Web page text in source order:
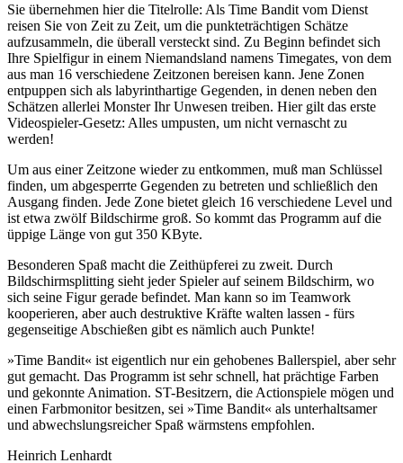
Sie übernehmen hier die Titelrolle: Als Time Bandit vom Dienst
reisen Sie von Zeit zu Zeit, um die punkteträchtigen Schätze
aufzusammeln, die überall versteckt sind. Zu Beginn befindet sich
Ihre Spielfigur in einem Niemandsland namens Timegates, von dem
aus man 16 verschiedene Zeitzonen bereisen kann. Jene Zonen
entpuppen sich als labyrinthartige Gegenden, in denen neben den
Schätzen allerlei Monster Ihr Unwesen treiben. Hier gilt das erste
Videospieler-Gesetz: Alles umpusten, um nicht vernascht zu
werden!
Um aus einer Zeitzone wieder zu entkommen, muß man Schlüssel
finden, um abgesperrte Gegenden zu betreten und schließlich den
Ausgang finden. Jede Zone bietet gleich 16 verschiedene Level und
ist etwa zwölf Bildschirme groß. So kommt das Programm auf die
üppige Länge von gut 350 KByte.
Besonderen Spaß macht die Zeithüpferei zu zweit. Durch
Bildschirmsplitting sieht jeder Spieler auf seinem Bildschirm, wo
sich seine Figur gerade befindet. Man kann so im Teamwork
kooperieren, aber auch destruktive Kräfte walten lassen - fürs
gegenseitige Abschießen gibt es nämlich auch Punkte!
»Time Bandit« ist eigentlich nur ein gehobenes Ballerspiel, aber sehr
gut gemacht. Das Programm ist sehr schnell, hat prächtige Farben
und gekonnte Animation. ST-Besitzern, die Actionspiele mögen und
einen Farbmonitor besitzen, sei »Time Bandit« als unterhaltsamer
und abwechslungsreicher Spaß wärmstens empfohlen.
Heinrich Lenhardt